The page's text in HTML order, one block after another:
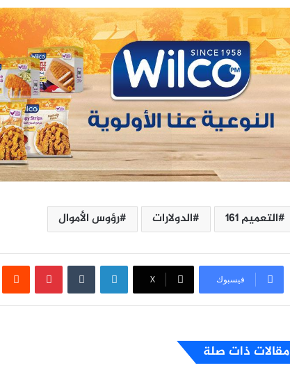
التعميم 161 الدولارات رؤوس الأموال
فيسبوك X
لينكدإن
مقالات ذات صلة